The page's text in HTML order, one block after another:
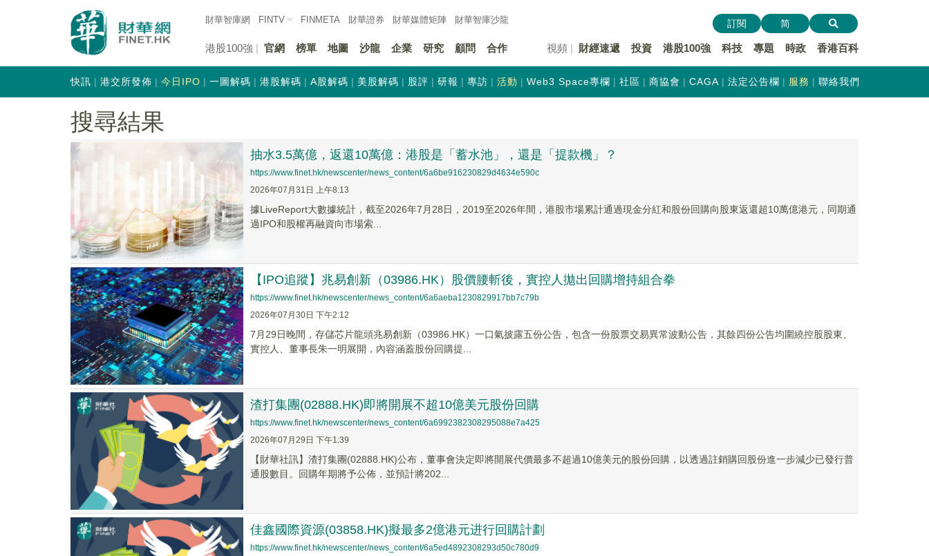
財華智庫網 FINTV FINMETA 財華證券 財華媒體矩陣 財華智庫沙龍
港股100強 官網 榜單 地圖 沙龍 企業 研究 顧問 合作 視頻 財經速遞 投資 港股100強 科技 專題 時政 香港百科
訂閱 简
快訊 港交所發佈 今日IPO 一圖解碼 港股解碼 A股解碼 美股解碼 股評 研報 專訪 活動 Web3 Space專欄 社區 商協會 CAGA 法定公告欄 服務 聯絡我們
搜尋結果
抽水3.5萬億，返還10萬億：港股是「蓄水池」，還是「提款機」？
https://www.finet.hk/newscenter/news_content/6a6be916230829d4634e590c
2026年07月31日 上午8:13
據LiveReport大數據統計，截至2026年7月28日，2019至2026年間，港股市場累計通過現金分紅和股份回購向股東返還超10萬億港元，同期通
過IPO和股權再融資向市場索...
【IPO追蹤】兆易創新（03986.HK）股價腰斬後，實控人拋出回購增持組合拳
https://www.finet.hk/newscenter/news_content/6a6aeba1230829917bb7c79b
2026年07月30日 下午2:12
7月29日晚間，存儲芯片龍頭兆易創新（03986.HK）一口氣披露五份公告，包含一份股票交易異常波動公告，其餘四份公告均圍繞控股股東、
實控人、董事長朱一明展開，內容涵蓋股份回購提...
渣打集團(02888.HK)即將開展不超10億美元股份回購
https://www.finet.hk/newscenter/news_content/6a6992382308295088e7a425
2026年07月29日 下午1:39
【財華社訊】渣打集團(02888.HK)公布，董事會決定即將開展代價最多不超過10億美元的股份回購，以透過註銷購回股份進一步減少已發行普
通股數目。回購年期將予公佈，並預計將202...
佳鑫國際資源(03858.HK)擬最多2億港元进行回購計劃
https://www.finet.hk/newscenter/news_content/6a5ed4892308293d50c780d9